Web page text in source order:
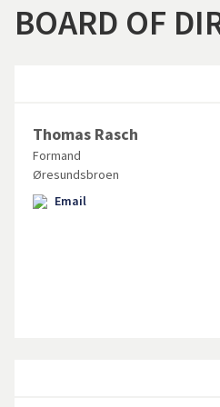
BOARD OF
Thomas Rasch
Formand
Øresundsbroen
Email